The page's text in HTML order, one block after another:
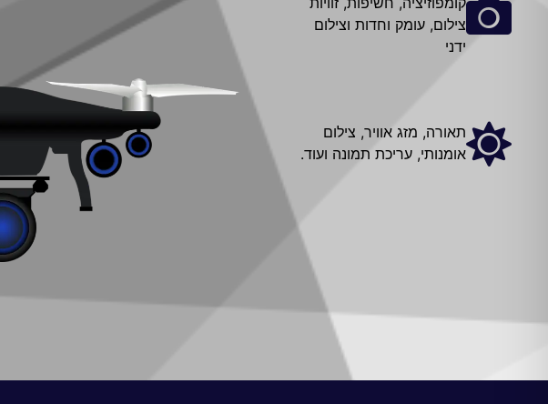
צילום, עומק וחדות וצילום
ידני
תאורה, מזג אוויר, צילום
אומנותי, עריכת תמונה ועוד.